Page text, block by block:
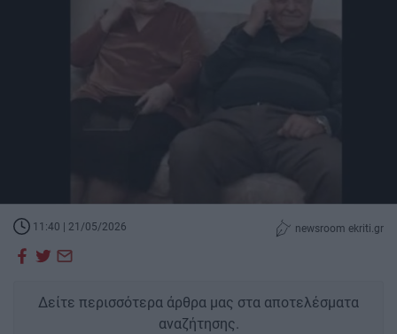
11:40 | 21/05/2026 newsroom ekriti.gr
Δείτε περισσότερα άρθρα μας στα αποτελέσματα
αναζήτησης.